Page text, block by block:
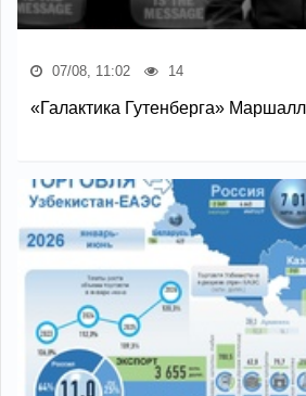
07/08, 11:02 14
«Галактика Гутенберга»